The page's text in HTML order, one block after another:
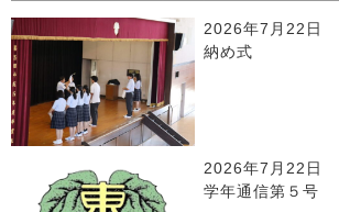
2026年7月22日
納め式
2026年7月22日
学年通信第５号